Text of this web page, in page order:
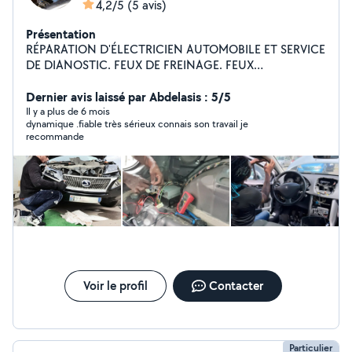
4,2/5 (5 avis)
Présentation
RÉPARATION D'ÉLECTRICIEN AUTOMOBILE ET SERVICE
DE DIANOSTIC. FEUX DE FREINAGE. FEUX
ET DE CROISEMENT. INSTALLATION DE LUMIÈRES LED.
SYSTÈME DE CHARGE DE RÉPARATION. ALTERNATEUR.
SYSTÈMES DE DÉMARRAGE. SERRURE CENTRALE.
INSTALLATION D'ÉCRAN ANDROID ET DE CAMÉRA DE
RECUL. RÉPARATION DE COURT-CIRCUITS EN
GÉNÉRAL. HOME SERVICE PARIS ET TOUTE LA
RÉGION.
Dernier avis laissé par Abdelasis : 5/5
Il y a plus de 6 mois
dynamique .fiable très sérieux connais son travail je
recommande
Voir le profil Contacter
Particulier